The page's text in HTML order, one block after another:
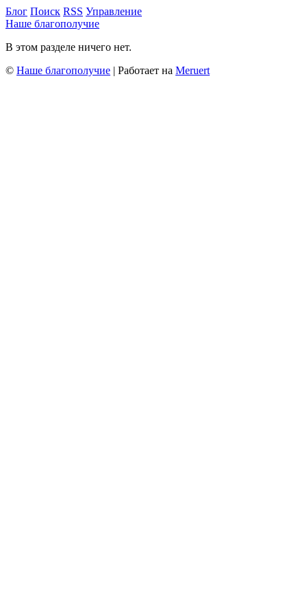
Блог Поиск RSS Управление
Наше благополучие
В этом разделе ничего нет.
© Наше благополучие | Работает на Meruert